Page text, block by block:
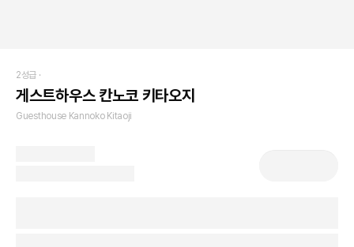
2성급 ·
게스트하우스 칸노코 키타오지
Guesthouse Kannoko Kitaoji